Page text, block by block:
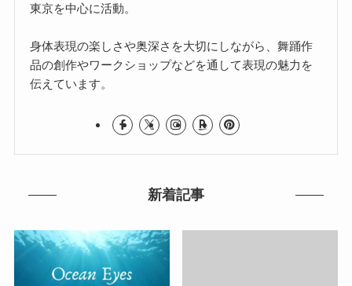
東京を中心に活動。
身体表現の楽しさや奥深さを大切にしながら、舞踊作
品の創作やワークショップなどを通して表現の魅力を
伝えています。
新着記事